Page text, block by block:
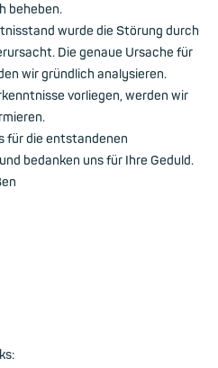
beheben.
wurde die Störung durch
Die genaue Ursache für
wir gründlich analysieren.
vorliegen, werden wir
für die entstandenen
bedanken uns für Ihre Geduld.